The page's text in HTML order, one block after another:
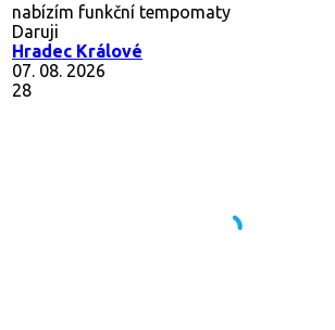
nabízím funkční tempomaty
Daruji
Hradec Králové
07. 08. 2026
28